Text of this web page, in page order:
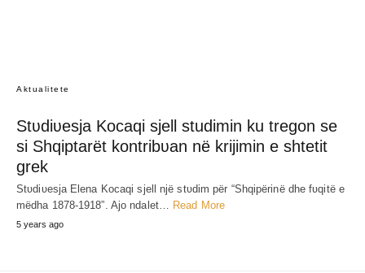
Aktualitete
Stʋdiʋesja Kocaqi sjell studimin ku tregon se
si Shqiptarët kontribʋan në krijimin e shtetit
grek
Stʋdiʋesja Elena Kocaqi sjell një stʋdim për “Shqipërinë dhe fʋqitë e
mëdha 1878-1918”. Ajo ndalet… Read More
5 years ago